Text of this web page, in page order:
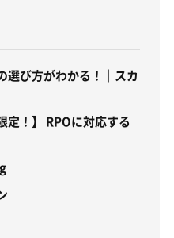
選び方がわかる！｜スカ
定！】 RPOに対応する